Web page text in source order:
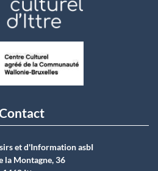
et d'Information asbI
la Montagne, 36